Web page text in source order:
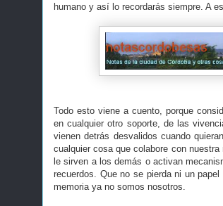
humano y así lo recordarás siempre. A
Todo esto viene a cuento, porque
en cualquier otro soporte, de las
vienen detrás desvalidos cuando
cualquier cosa que colabore con
le sirven a los demás o activan
recuerdos. Que no se pierda ni un
memoria ya no somos nosotros.